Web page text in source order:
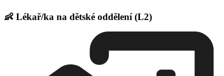
👶 Lékař/ka na dětské oddělení (L2)